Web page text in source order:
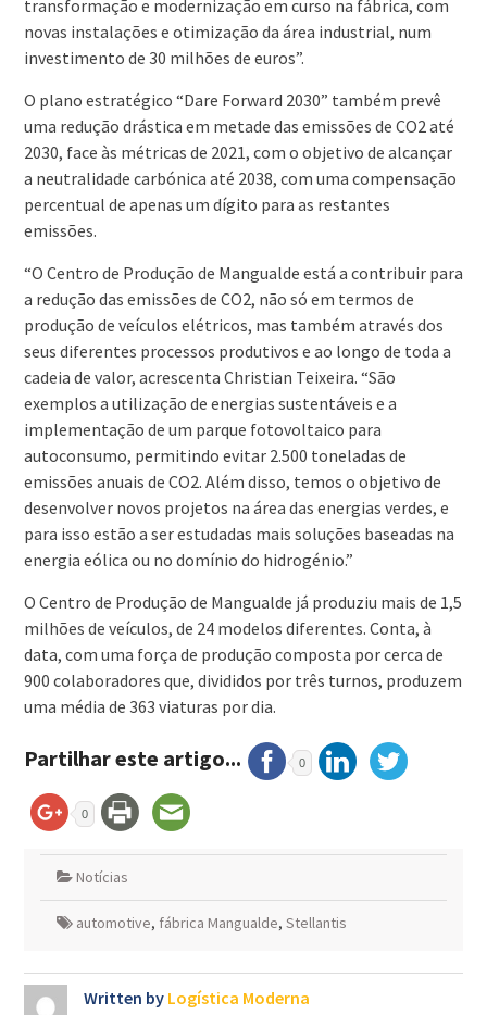
transformação e modernização em curso na fábrica, com
novas instalações e otimização da área industrial, num
investimento de 30 milhões de euros”.
O plano estratégico “Dare Forward 2030” também prevê
uma redução drástica em metade das emissões de CO2 até
2030, face às métricas de 2021, com o objetivo de alcançar
a neutralidade carbónica até 2038, com uma compensação
percentual de apenas um dígito para as restantes
emissões.
“O Centro de Produção de Mangualde está a contribuir para
a redução das emissões de CO2, não só em termos de
produção de veículos elétricos, mas também através dos
seus diferentes processos produtivos e ao longo de toda a
cadeia de valor, acrescenta Christian Teixeira. “São
exemplos a utilização de energias sustentáveis e a
implementação de um parque fotovoltaico para
autoconsumo, permitindo evitar 2.500 toneladas de
emissões anuais de CO2. Além disso, temos o objetivo de
desenvolver novos projetos na área das energias verdes, e
para isso estão a ser estudadas mais soluções baseadas na
energia eólica ou no domínio do hidrogénio.”
O Centro de Produção de Mangualde já produziu mais de 1,5
milhões de veículos, de 24 modelos diferentes. Conta, à
data, com uma força de produção composta por cerca de
900 colaboradores que, divididos por três turnos, produzem
uma média de 363 viaturas por dia.
Partilhar este artigo... 0
0
Notícias
automotive, fábrica Mangualde, Stellantis
Written by Logística Moderna